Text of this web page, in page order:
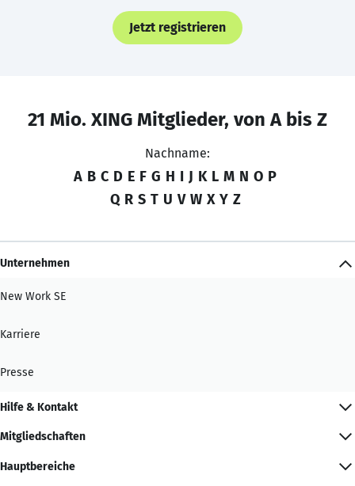
Jetzt registrieren
21 Mio. XING Mitglieder, von A bis Z
Nachname:
A B C D E F G H I J K L M N O P
Q R S T U V W X Y Z
Unternehmen
New Work SE
Karriere
Presse
Hilfe & Kontakt
Mitgliedschaften
Hauptbereiche